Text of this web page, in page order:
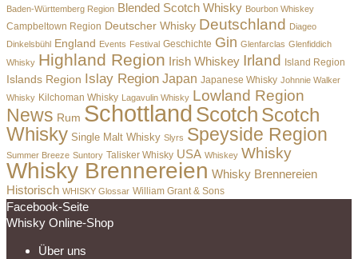
Baden-Württemberg Region Blended Scotch Whisky Bourbon Whiskey
Campbeltown Region Deutscher Whisky Deutschland
Diageo
Dinkelsbühl England Events Festival Geschichte Gin Glenfarclas Glenfiddich
Whisky Highland Region Irish Whiskey Irland Island Region
Islands Region Islay Region Japan Japanese Whisky Johnnie Walker
Whisky Kilchoman Whisky Lagavulin Whisky Lowland Region
News Rum Schottland Scotch Scotch
Whisky Single Malt Whisky Slyrs Speyside Region
Summer Breeze Suntory Talisker Whisky USA Whiskey Whisky
Whisky Brennereien Whisky Brennereien
Historisch WHISKY Glossar William Grant & Sons
Facebook-Seite
Whisky Online-Shop
Über uns